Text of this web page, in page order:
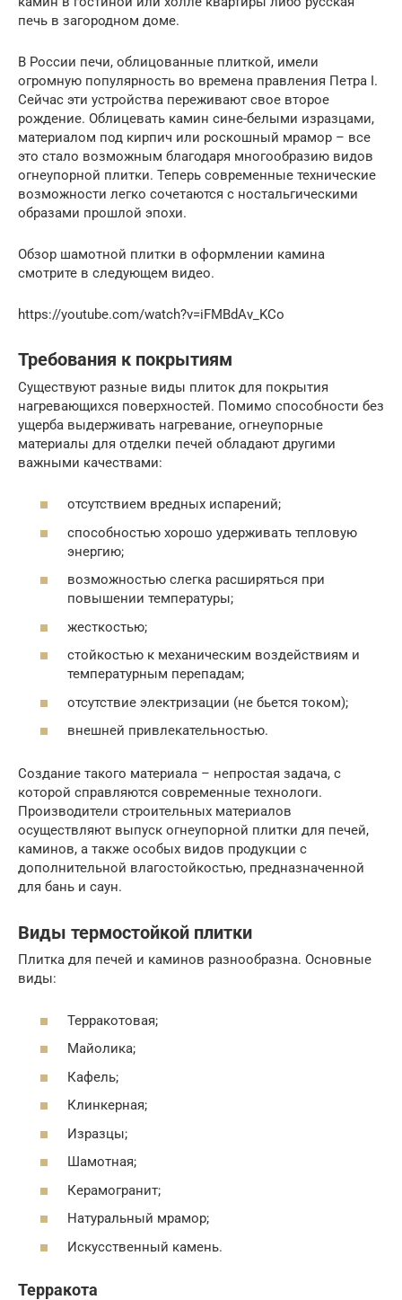
печь в загородном доме.
В России печи, облицованные плиткой, имели
огромную популярность во времена правления Петра I.
Сейчас эти устройства переживают свое второе
рождение. Облицевать камин сине-белыми изразцами,
материалом под кирпич или роскошный мрамор – все
это стало возможным благодаря многообразию видов
огнеупорной плитки. Теперь современные технические
возможности легко сочетаются с ностальгическими
образами прошлой эпохи.
Обзор шамотной плитки в оформлении камина
смотрите в следующем видео.
https://youtube.com/watch?v=iFMBdAv_KCo
Требования к покрытиям
Существуют разные виды плиток для покрытия
нагревающихся поверхностей. Помимо способности без
ущерба выдерживать нагревание, огнеупорные
материалы для отделки печей обладают другими
важными качествами:
отсутствием вредных испарений;
способностью хорошо удерживать тепловую
энергию;
возможностью слегка расширяться при
повышении температуры;
жесткостью;
стойкостью к механическим воздействиям и
температурным перепадам;
отсутствие электризации (не бьется током);
внешней привлекательностью.
Создание такого материала – непростая задача, с
которой справляются современные технологи.
Производители строительных материалов
осуществляют выпуск огнеупорной плитки для печей,
каминов, а также особых видов продукции с
дополнительной влагостойкостью, предназначенной
для бань и саун.
Виды термостойкой плитки
Плитка для печей и каминов разнообразна. Основные
виды:
Терракотовая;
Майолика;
Кафель;
Клинкерная;
Изразцы;
Шамотная;
Керамогранит;
Натуральный мрамор;
Искусственный камень.
Терракота